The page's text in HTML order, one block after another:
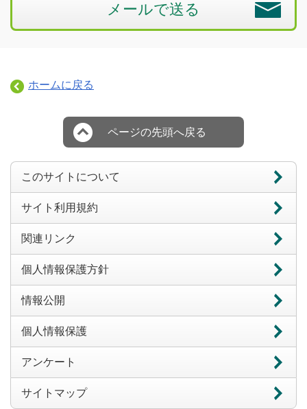
メールで送る
ホームに戻る
ページの先頭へ戻る
このサイトについて
サイト利用規約
関連リンク
個人情報保護方針
情報公開
個人情報保護
アンケート
サイトマップ